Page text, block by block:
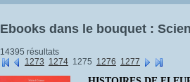
Ebooks dans le bouquet :
14395 résultats
1273 1274 1275 1276 1277